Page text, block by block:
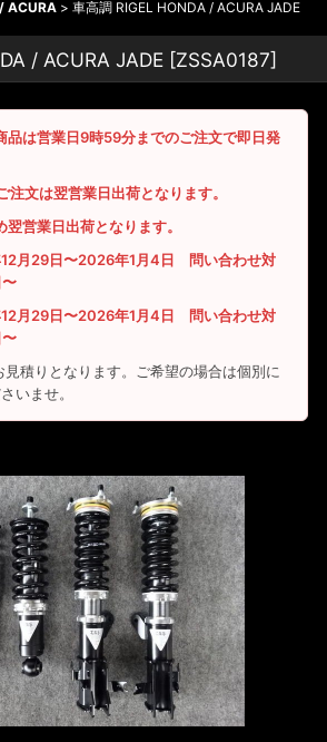
ACURA > 車高調 RIGEL HONDA / ACURA JADE
/ ACURA JADE [ZSSA0187]
品は営業日9時59分までのご注文で即日発
文は翌営業日出荷となります。
営業日出荷となります。
月29日〜2026年1月4日 問い合わせ対
月29日〜2026年1月4日 問い合わせ対
積りとなります。ご希望の場合は個別に
いませ。